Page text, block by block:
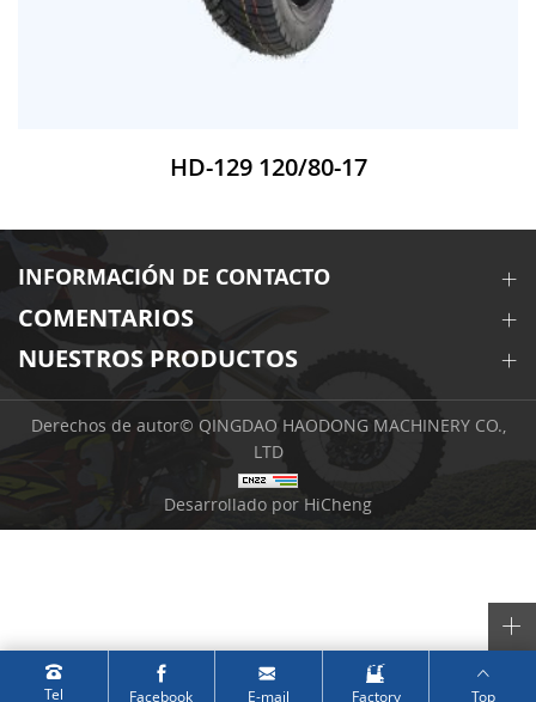
HD-129 120/80-17
INFORMACIÓN DE CONTACTO
COMENTARIOS
NUESTROS PRODUCTOS
Derechos de autor© QINGDAO HAODONG MACHINERY CO.,
LTD
Desarrollado por HiCheng
Tel Facebook E-mail Factory Top